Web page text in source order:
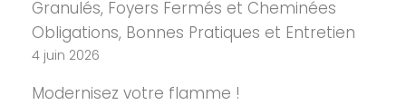
Granulés, Foyers Fermés et Cheminées
Obligations, Bonnes Pratiques et Entretien
4 juin 2026
Modernisez votre flamme !